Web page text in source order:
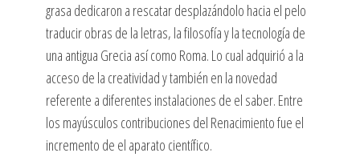
grasa dedicaron a rescatar desplazándolo hacia el pelo
traducir obras de la letras, la filosofía y la tecnología de
una antigua Grecia así­ como Roma. Lo cual adquirió a la
acceso de la creatividad y también en la novedad
referente a diferentes instalaciones de el saber. Entre
los mayúsculos contribuciones del Renacimiento fue el
incremento de el aparato científico.